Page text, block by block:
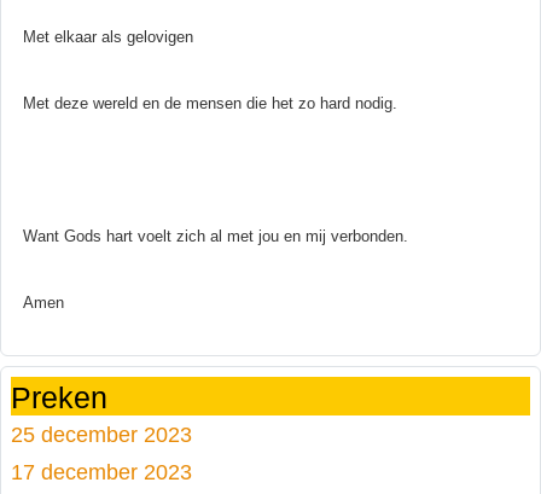
Met elkaar als gelovigen
Met deze wereld en de mensen die het zo hard nodig.
Want Gods hart voelt zich al met jou en mij verbonden.
Amen
Preken
25 december 2023
17 december 2023